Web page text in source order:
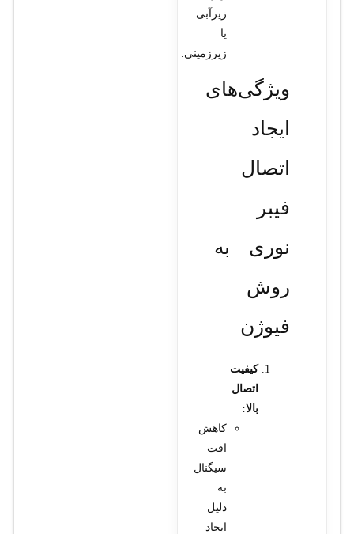
زیرآبی
یا
زیرزمینی.
ویژگی‌های
ایجاد
اتصال
فیبر
نوری به
روش
فیوژن
کیفیت
اتصال
بالا:
کاهش
افت
سیگنال
به
دلیل
ایجاد